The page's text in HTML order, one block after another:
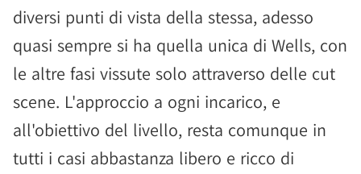
diversi punti di vista della stessa, adesso
quasi sempre si ha quella unica di Wells, con
le altre fasi vissute solo attraverso delle cut
scene. L'approccio a ogni incarico, e
all'obiettivo del livello, resta comunque in
tutti i casi abbastanza libero e ricco di